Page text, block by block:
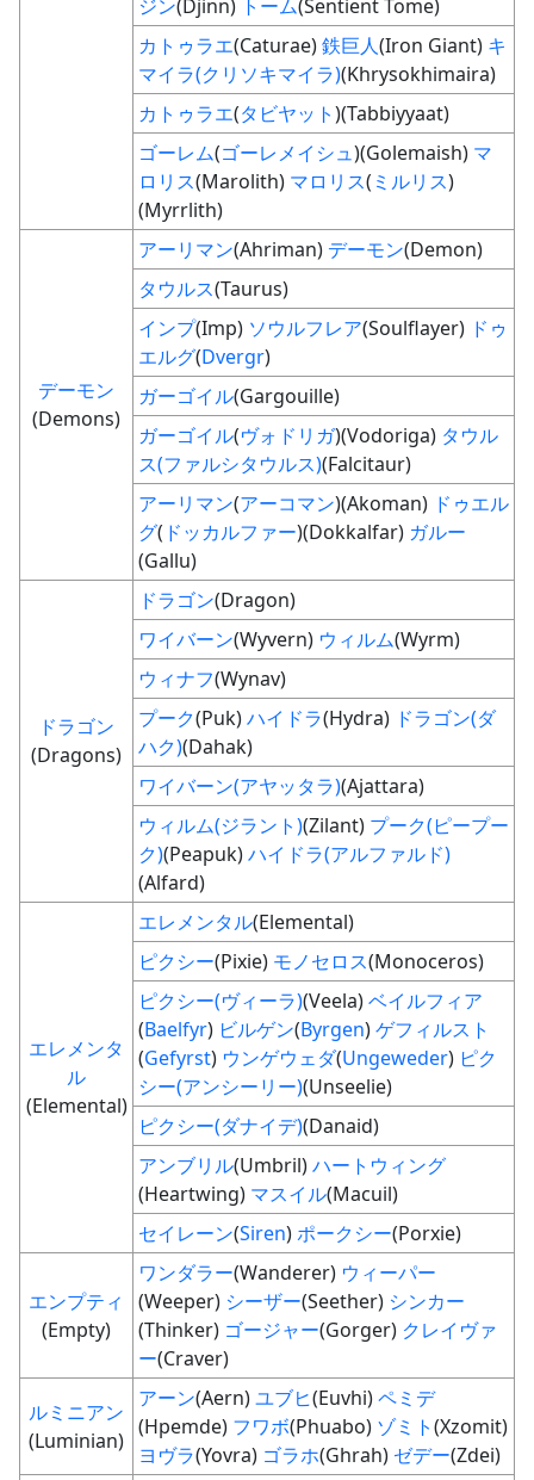
ジン(Djinn) トーム(Sentient Tome)
カトゥラエ(Caturae)鉄巨人(Iron Giant) キ
マイラ(クリソキマイラ)(Khrysokhimaira)
カトゥラエ(タビヤット)(Tabbiyyaat)
ゴーレム(ゴーレメイシュ)(Golemaish) マ
ロリス(Marolith) マロリス( ミルリス)
(Myrrlith)
デーモン
(Demons)
アーリマン(Ahriman) デーモン(Demon)
タウルス(Taurus)
インプ(Imp) ソウルフレア(Soulflayer) ドゥ
エルグ(Dvergr)
ガーゴイル(Gargouille)
ガーゴイル(ヴォドリガ)(Vodoriga) タウル
ス(ファルシタウルス)(Falcitaur)
アーリマン(アーコマン)(Akoman) ドゥエル
グ( ドッカルファー)(Dokkalfar) ガルー
(Gallu)
ドラゴン
(Dragons)
ドラゴン(Dragon)
ワイバーン(Wyvern) ウィルム(Wyrm)
ウィナフ(Wynav)
プーク(Puk)ハイドラ(Hydra) ドラゴン(ダ
ハク)(Dahak)
ワイバーン(アヤッタラ)(Ajattara)
ウィルム(ジラント)(Zilant) プーク(ピープー
ク)(Peapuk)ハイドラ(アルファルド)
(Alfard)
エレメンタ
ル
(Elemental)
エレメンタル(Elemental)
ピクシー(Pixie) モノセロス(Monoceros)
ピクシー(ヴィーラ)(Veela)ベイルフィア
(Baelfyr) ビルゲン(Byrgen)ゲフィルスト
(Gefyrst) ウンゲウェダ(Ungeweder) ピク
シー(アンシーリー)(Unseelie)
ピクシー(ダナイデ)(Danaid)
アンブリル(Umbril)ハートウィング
(Heartwing) マスイル(Macuil)
セイレーン(Siren)ポークシー(Porxie)
エンプティ
(Empty)
ワンダラー(Wanderer) ウィーパー
(Weeper) シーザー(Seether) シンカー
(Thinker) ゴージャー(Gorger) クレイヴァ
ー(Craver)
ルミニアン
(Luminian)
アーン(Aern)ユブヒ(Euvhi)ペミデ
(Hpemde) フワボ(Phuabo) ゾミト(Xzomit)
ヨヴラ(Yovra) ゴラホ(Ghrah) ゼデー(Zdei)